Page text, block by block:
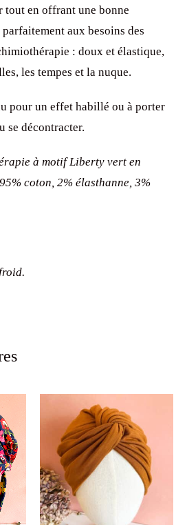
en offrant une bonne
aux besoins des
: doux et élastique,
les tempes et la nuque.
pour un effet habillé ou à porter
se décontracter.
à motif Liberty vert en
coton, 2% élasthanne, 3%